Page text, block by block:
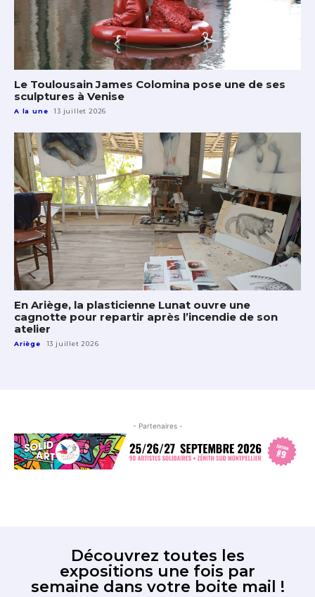
Le Toulousain James Colomina pose une de ses
sculptures à Venise
A la une 13 juillet 2026
En Ariège, la plasticienne Lunat ouvre une
cagnotte pour repartir après l’incendie de son
atelier
Ariège 13 juillet 2026
- Partenaires -
Découvrez toutes les
expositions une fois par
semaine dans votre boite mail !